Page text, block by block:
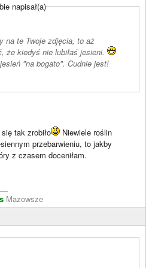
napisał(a)
na te Twoje zdjęcia, to aż
że kiedyś nie lubiłaś jesieni.
"na bogato". Cudnie jest!
tak zrobiło
Niewiele roślin
przebarwieniu, to jakby
z czasem doceniłam.
Mazowsze